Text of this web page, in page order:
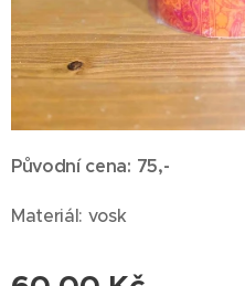
Původní cena: 75,-
Materiál: vosk